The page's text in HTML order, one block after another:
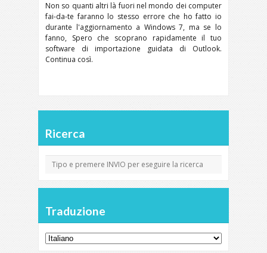
Non so quanti altri là fuori nel mondo dei computer
fai-da-te faranno lo stesso errore che ho fatto io
durante l'aggiornamento a Windows 7, ma se lo
fanno, Spero che scoprano rapidamente il tuo
software di importazione guidata di Outlook.
Continua così.
Ricerca
Traduzione